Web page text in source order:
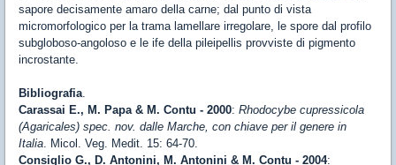
sapore decisamente amaro della carne; dal punto di vista
micromorfologico per la trama lamellare irregolare, le spore dal profilo
subgloboso-angoloso e le ife della pileipellis provviste di pigmento
incrostante.
Bibliografia.
Carassai E., M. Papa & M. Contu - 2000: Rhodocybe cupressicola
(Agaricales) spec. nov. dalle Marche, con chiave per il genere in
Italia. Micol. Veg. Medit. 15: 64-70.
Consiglio G., D. Antonini, M. Antonini & M. Contu - 2004: